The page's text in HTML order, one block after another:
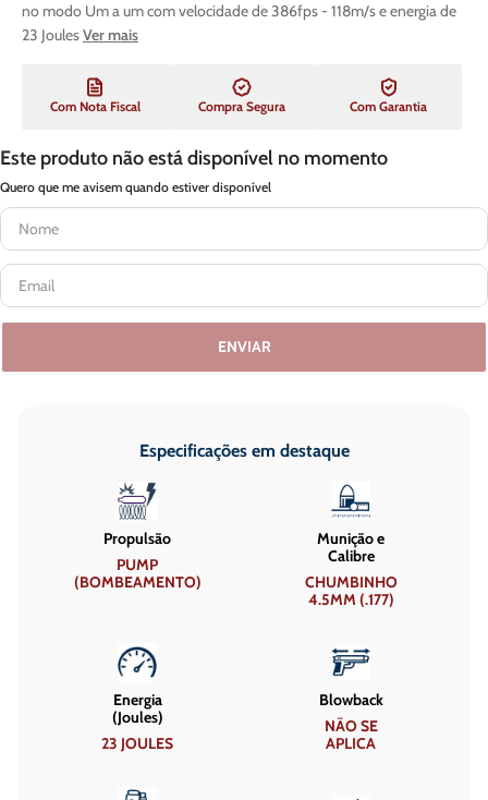
no modo Um a um com velocidade de 386fps - 118m/s e energia de
23 JoulesVer mais
Com Nota Fiscal Compra Segura Com Garantia
Este produto não está disponível no momento
Quero que me avisem quando estiver disponível
ENVIAR
Especificações em destaque
Propulsão
PUMP
(BOMBEAMENTO)
Munição e
Calibre
CHUMBINHO
4.5MM (.177)
Energia
(Joules)
23 JOULES
Blowback
NÃO SE
APLICA